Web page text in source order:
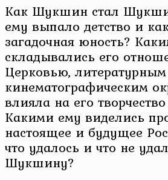
Как Шукшин стал
ему выпало детство и
загадочная юность?
складывались его
Церковью,
кинематографическим
влияла на его
Какими ему виделись
настоящее и будущее
что удалось и что не
Шукшину?